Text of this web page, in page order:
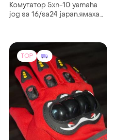
Комутатор 5xn-10 yamaha
jog sa 16/sa24 japan.ямаха
TOP